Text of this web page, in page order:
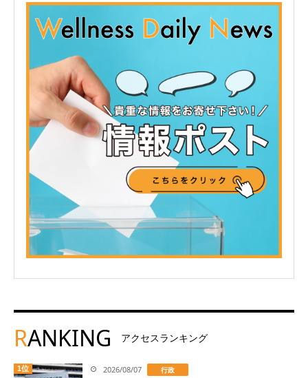
RANKING アクセスランキング
1位 2026/08/07 行政